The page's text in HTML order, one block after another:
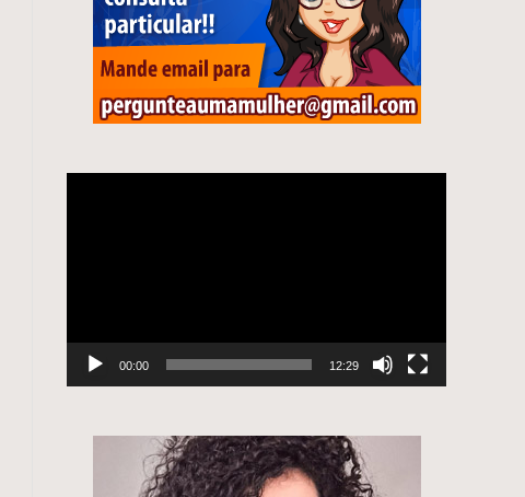
00:00 12:29